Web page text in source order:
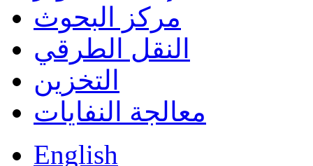
مركز البحوث
النقل الطرقي
التخزين
معالجة النفايات
English